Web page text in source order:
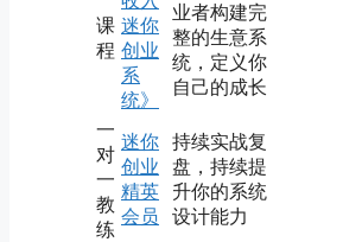
课
程
迷你
创业
系
统》
业者构建完
整的生意系
统，定义你
自己的成长
一
对
一
教
练
迷你
创业
精英
会员
持续实战复
盘，持续提
升你的系统
设计能力